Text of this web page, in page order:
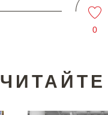
0